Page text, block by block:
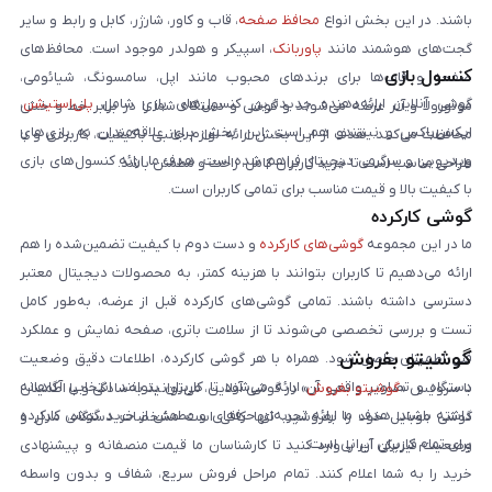
باشند. در این بخش انواع محافظ صفحه، قاب و کاور، شارژر، کابل و رابط و سایر
گجت‌های هوشمند مانند پاوربانک، اسپیکر و هولدر موجود است. محافظ‌های
صفحه و قاب‌ها برای برندهای محبوب مانند اپل، سامسونگ، شیائومی،
موتورولا و آنر عرضه می‌شوند و گوشی و دستگاه شما را در برابر خط و خش
محافظت می‌کنند. هدف از این بخش ارائه لوازم جانبی باکیفیت، کاربردی و با
طراحی مناسب است تا خرید کاربران کامل، راحت و مطمئن باشد.
کنسول بازی
گوشی آنلاین ارائه‌دهنده جدیدترین کنسول‌های بازی شامل پلی‌استیشن،
ایکس‌باکس و نینتندو هم است. این بخش برای علاقه‌مندان به بازی‌های
ویدیویی و سرگرمی دیجیتال فراهم شده است. هدف ما ارائه کنسول‌های بازی
با کیفیت بالا و قیمت مناسب برای تمامی کاربران است.
گوشی کارکرده
ما در این مجموعه گوشی‌های کارکرده و دست دوم با کیفیت تضمین‌شده را هم
ارائه می‌دهیم تا کاربران بتوانند با هزینه کمتر، به محصولات دیجیتال معتبر
دسترسی داشته باشند. تمامی گوشی‌های کارکرده قبل از عرضه، به‌طور کامل
تست و بررسی تخصصی می‌شوند تا از سلامت باتری، صفحه نمایش و عملکرد
فنی اطمینان حاصل شود. همراه با هر گوشی کارکرده، اطلاعات دقیق وضعیت
دستگاه و تصاویر واقعی آن ارائه می‌شود تا کاربران بتوانند انتخابی آگاهانه
داشته باشند. هدف ما ارائه تجربه‌ای حرفه‌ای و مطمئن از خرید گوشی کارکرده
برای تمام کاربران ایرانی است.
گوشیتو بفروش
با سرویس «گوشیتو بفروش» در گوشی آنلاین، می‌توانید به‌سادگی و با اطمینان
گوشی موبایل خود را بفروشید. تنها کافی است مشخصات دستگاه، مدل و
وضعیت فیزیکی آن را وارد کنید تا کارشناسان ما قیمت منصفانه و پیشنهادی
خرید را به شما اعلام کنند. تمام مراحل فروش سریع، شفاف و بدون واسطه